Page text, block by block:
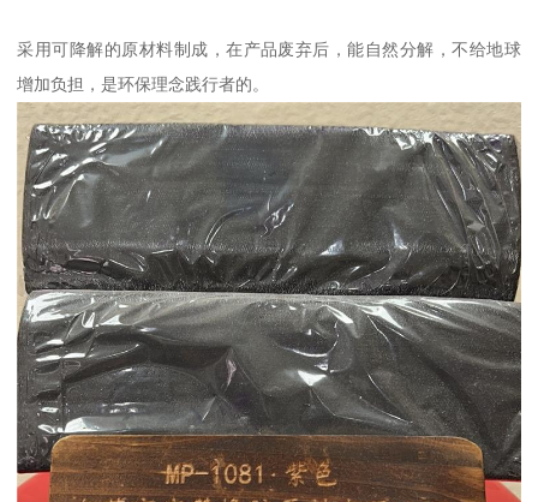
采用可降解的原材料制成，在产品废弃后，能自然分解，不给地球
增加负担，是环保理念践行者的。